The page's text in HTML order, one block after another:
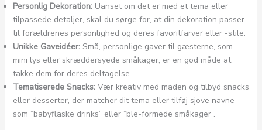
Personlig Dekoration:Uanset om det er med et tema eller
tilpassede detaljer, skal du sørge for, at din dekoration passer
til forældrenes personlighed og deres favoritfarver eller -stile.
Unikke Gaveidéer:Små, personlige gaver til gæsterne, som
mini lys eller skræddersyede småkager, er en god måde at
takke dem for deres deltagelse.
Tematiserede Snacks:Vær kreativ med maden og tilbyd snacks
eller desserter, der matcher dit tema eller tilføj sjove navne
som “babyflaske drinks” eller “ble-formede småkager”.